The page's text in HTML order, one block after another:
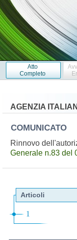
Atto
Completo
AGENZIA
COMUNICATO
Rinnovo
Generale n.83 del